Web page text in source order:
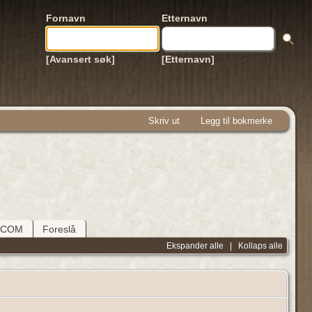
Fornavn Etternavn
[Avansert søk] [Etternavn]
Skriv ut Legg til bokmerke
Foreslå
Ekspander alle | Kollaps alle